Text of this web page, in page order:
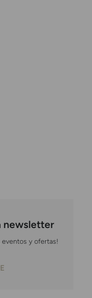
newsletter
eventos y ofertas!